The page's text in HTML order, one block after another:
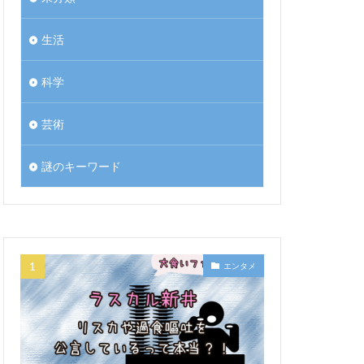
生活
科学
芸術
謎のキーワード
エンタメ